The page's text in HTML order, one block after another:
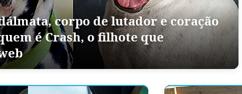
corpo de lutador e coração
é Crash, o filhote que